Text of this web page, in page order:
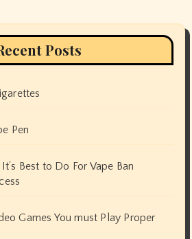
Posts
Pen
Best to Do For Vape Ban
Games You must Play Proper